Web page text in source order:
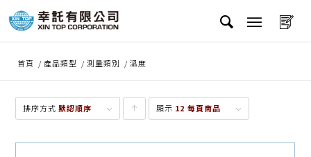
首頁 / 產品類型 / 測量類別 / 溫度
排序方式默認順序
點
顯示 12 每頁商品